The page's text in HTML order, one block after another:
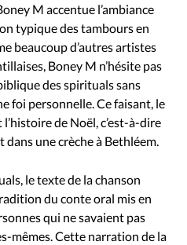
M accentue l’ambiance
typique des tambours en
beaucoup d’autres artistes
Boney M n’hésite pas
des spirituals sans
foi personnelle. Ce faisant, le
de Noël, c’est-à-dire
dans une crèche à Bethléem.
le texte de la chanson
du conte oral mis en
qui ne savaient pas
mêmes. Cette narration de la